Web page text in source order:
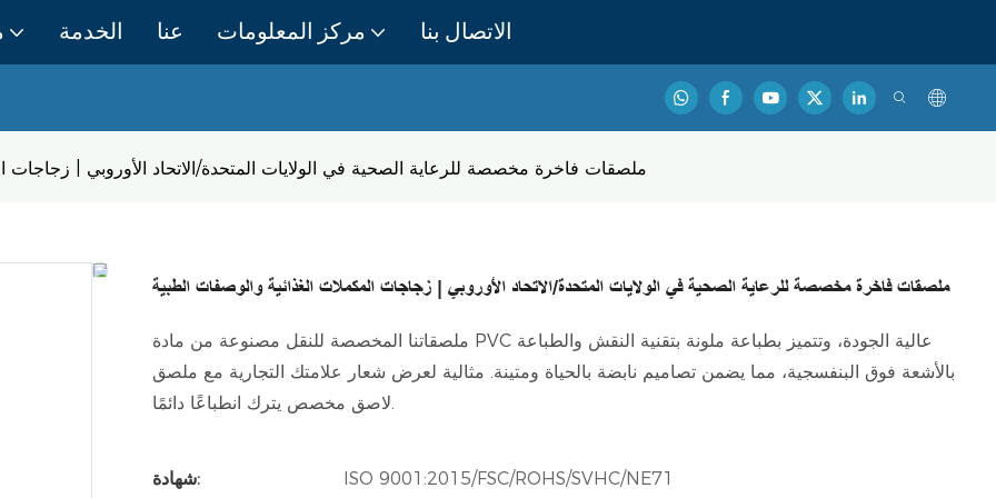
الخدمة عنا مركز المعلومات الاتصال بنا
ملصقات فاخرة مخصصة للرعاية الصحية في الولايات المتحدة/الاتحاد الأوروبي | زجاجات
ملصقات فاخرة مخصصة للرعاية الصحية في الولايات المتحدة/الاتحاد الأوروبي | زجاجات المكملات الغذائية والوصفات الطبية
ملصقاتنا المخصصة للنقل مصنوعة من مادة PVC عالية الجودة، وتتميز بطباعة ملونة بتقنية النقش والطباعة
بالأشعة فوق البنفسجية، مما يضمن تصاميم نابضة بالحياة ومتينة. مثالية لعرض شعار علامتك التجارية مع ملصق
شهادة: ISO 9001:2015/FSC/ROHS/SVHC/NE71